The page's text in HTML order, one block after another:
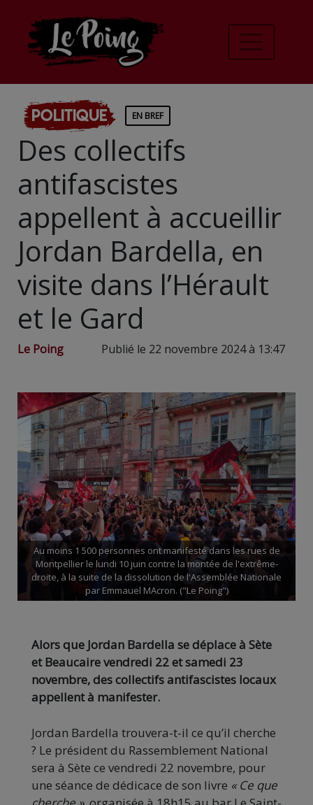
Politique EN BREF
Des collectifs
antifascistes
appellent à accueillir
Jordan Bardella, en
visite dans l’Hérault
et le Gard
Le Poing Publié le 22 novembre 2024 à 13:47
Au moins 1 500 personnes ont manifesté dans les rues de
Montpellier le lundi 10 juin contre la montée de l'extrême-
droite, à la suite de la dissolution de l'Assemblée Nationale
par Emmauel MAcron. ("Le Poing")
Alors que Jordan Bardella se déplace à Sète
et Beaucaire vendredi 22 et samedi 23
novembre, des collectifs antifascistes locaux
appellent à manifester.
Jordan Bardella trouvera-t-il ce qu’il cherche
? Le président du Rassemblement National
sera à Sète ce vendredi 22 novembre, pour
une séance de dédicace de son livre « Ce que